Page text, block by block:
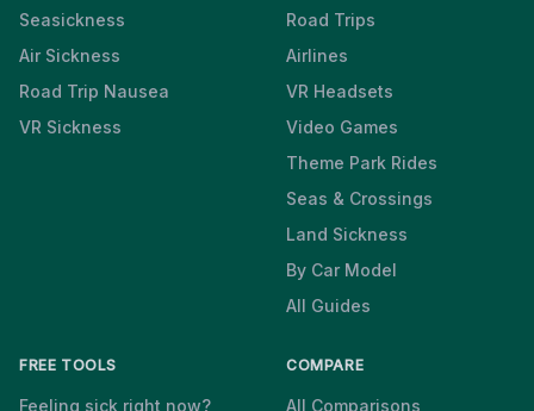
Seasickness
Air Sickness
Road Trip Nausea
VR Sickness
Road Trips
Airlines
VR Headsets
Video Games
Theme Park Rides
Seas & Crossings
Land Sickness
By Car Model
All Guides
FREE TOOLS
Feeling sick right now?
COMPARE
All Comparisons